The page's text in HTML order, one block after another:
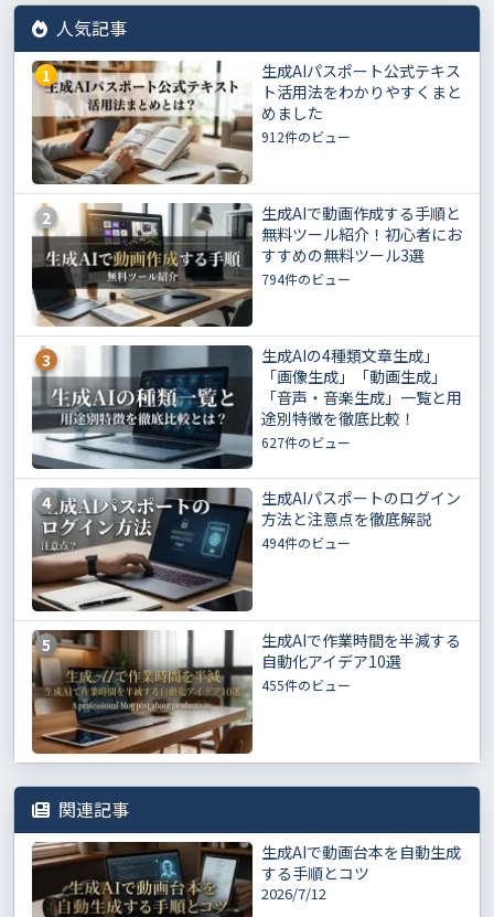
人気記事
1
生成AIパスポート公式テキス
ト活用法をわかりやすくまと
めました
912件のビュー
2
生成AIで動画作成する手順と
無料ツール紹介！初心者にお
すすめの無料ツール3選
794件のビュー
3
生成AIの4種類文章生成」
「画像生成」「動画生成」
「音声・音楽生成」一覧と用
途別特徴を徹底比較！
627件のビュー
4
生成AIパスポートのログイン
方法と注意点を徹底解説
494件のビュー
5
生成AIで作業時間を半減する
自動化アイデア10選
455件のビュー
関連記事
生成AIで動画台本を自動生成
する手順とコツ
2026/7/12